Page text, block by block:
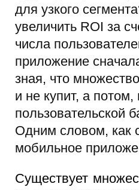
для узкого
увеличить ROI за
числа
приложение
зная, что
и не купит, а
пользовательской
Одним словом, как
мобильное
Существует